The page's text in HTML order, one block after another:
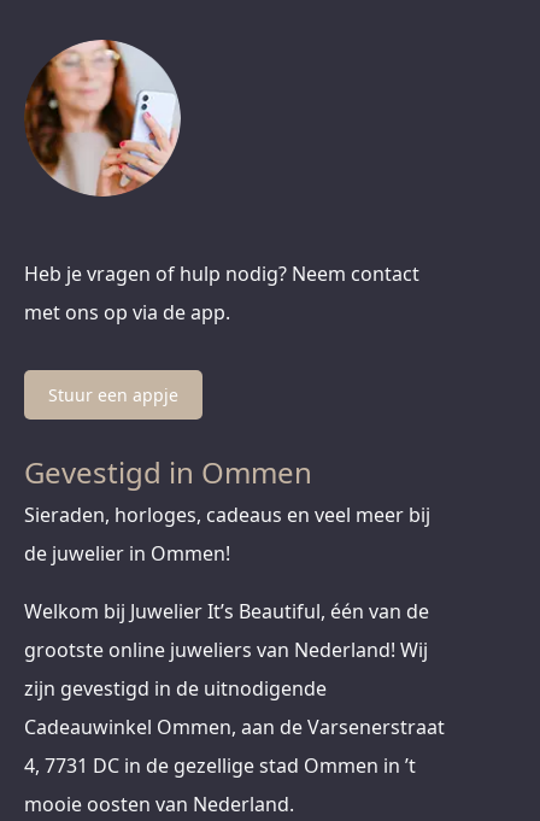
Heb je vragen of hulp nodig? Neem contact
met ons op via de app.
Stuur een appje
Gevestigd in Ommen
Sieraden, horloges, cadeaus en veel meer bij
de juwelier in Ommen!
Welkom bij Juwelier It’s Beautiful, één van de
grootste online juweliers van Nederland! Wij
zijn gevestigd in de uitnodigende
Cadeauwinkel Ommen, aan de Varsenerstraat
4, 7731 DC in de gezellige stad Ommen in ’t
mooie oosten van Nederland.